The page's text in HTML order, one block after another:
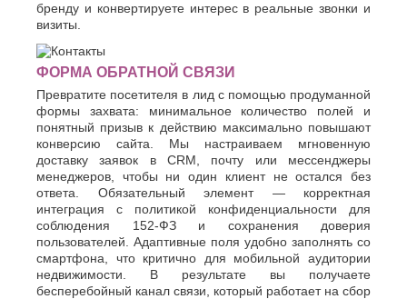
бренду и конвертируете интерес в реальные звонки и
визиты.
ФОРМА ОБРАТНОЙ СВЯЗИ
Превратите посетителя в лид с помощью продуманной
формы захвата: минимальное количество полей и
понятный призыв к действию максимально повышают
конверсию сайта. Мы настраиваем мгновенную
доставку заявок в CRM, почту или мессенджеры
менеджеров, чтобы ни один клиент не остался без
ответа. Обязательный элемент — корректная
интеграция с политикой конфиденциальности для
соблюдения 152-ФЗ и сохранения доверия
пользователей. Адаптивные поля удобно заполнять со
смартфона, что критично для мобильной аудитории
недвижимости. В результате вы получаете
бесперебойный канал связи, который работает на сбор